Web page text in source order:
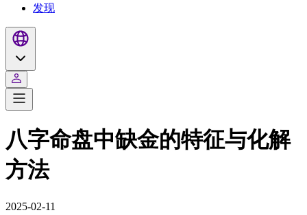
发现
八字命盘中缺金的特征与化解
方法
2025-02-11